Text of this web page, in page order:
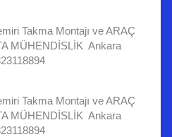
Takma Montajı ve ARAÇ
MÜHENDİSLİK Ankara
Takma Montajı ve ARAÇ
MÜHENDİSLİK Ankara